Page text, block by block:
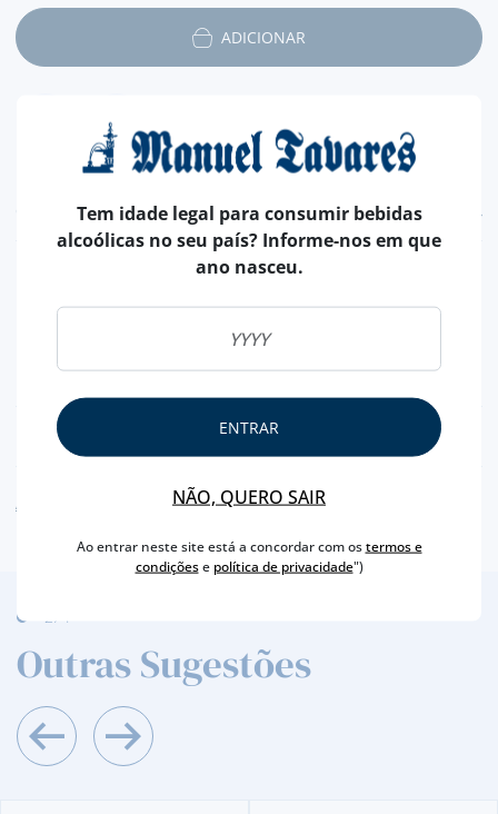
ADICIONAR
CARACTERÍSTICAS
LEITE DE OVELHA
PESO APROXIMADO 100 G
NUTRICIONAL & ALERGÉNIOS
AVISO ALERGÉNEO
2/4
Outras Sugestões
Tem idade legal para consumir bebidas
alcoólicas no seu país? Informe-nos em que
ano nasceu.
ENTRAR
NÃO, QUERO SAIR
Ao entrar neste site está a concordar com ostermos e
condiçõese política de privacidade")